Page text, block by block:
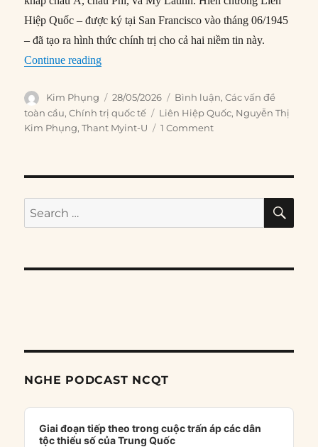
Hiệp Quốc – được ký tại San Francisco vào tháng 06/1945
– đã tạo ra hình thức chính trị cho cả hai niềm tin này.
Continue reading“Những trụ cột của hòa bình toàn cầu đang sụp
Author
Kim Phụng
Posted
on
28/05/2026 Categories
Bình luận,Các vấn đề
toàn cầu,Chính trị quốc tế Tags
Liên Hiệp Quốc, Nguyễn Thị
Kim Phụng,Thant Myint-U 1 Comment
Search
for:
NGHE PODCAST NCQT
Audio
Player
Giai đoạn tiếp theo trong cuộc trấn áp các dân
tộc thiểu số của Trung Quốc